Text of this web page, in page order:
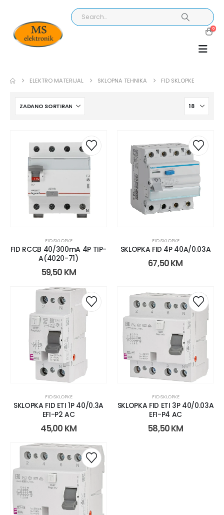
0
ELEKTRO MATERIJAL SKLOPNA TEHNIKA FID SKLOPKE
FID SKLOPKE
FID RCCB 40/300mA 4P TIP-
A(4020-71)
59,50 KM
FID SKLOPKE
SKLOPKA FID 4P 40A/0.03A
67,50KM
FID SKLOPKE
SKLOPKA FID ETI 1P 40/0.3A
EFI-P2 AC
45,00 KM
FID SKLOPKE
SKLOPKA FID ETI 3P 40/0.03A
EFI-P4 AC
58,50KM